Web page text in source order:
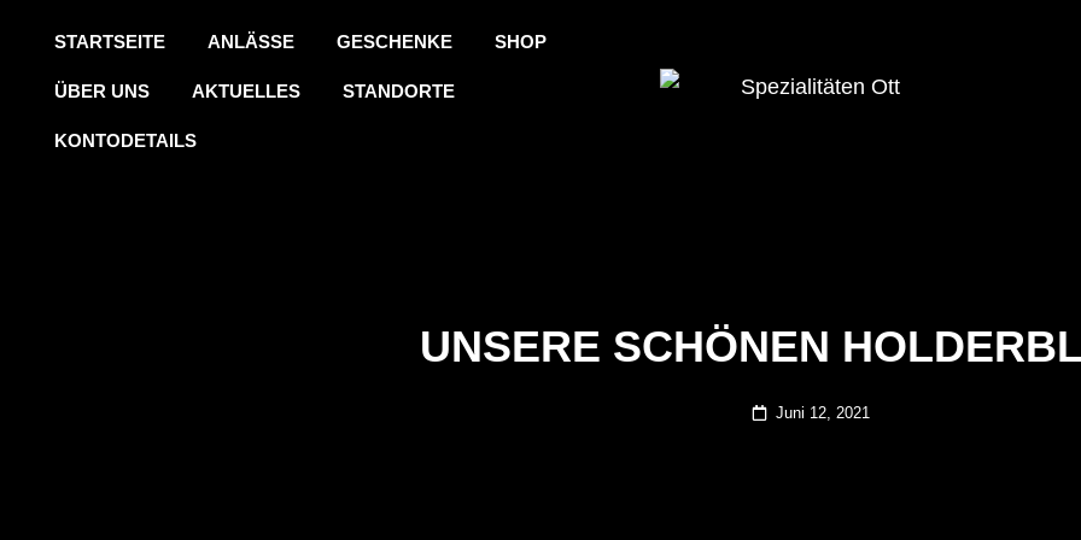
STARTSEITE ANLÄSSE GESCHENKE SHOP
ÜBER UNS AKTUELLES STANDORTE
KONTODETAILS
UNSERE SCHÖNEN
Posted
Juni 12, 2021